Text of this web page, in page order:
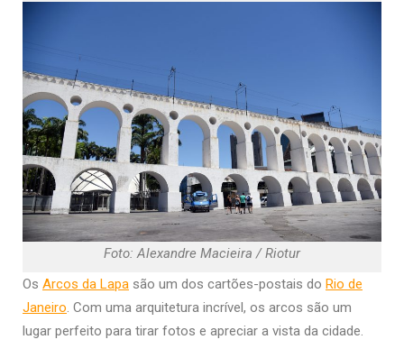
Foto: Alexandre Macieira / Riotur
Os Arcos da Lapa são um dos cartões-postais do Rio de
Janeiro . Com uma arquitetura incrível, os arcos são um
lugar perfeito para tirar fotos e apreciar a vista da cidade.